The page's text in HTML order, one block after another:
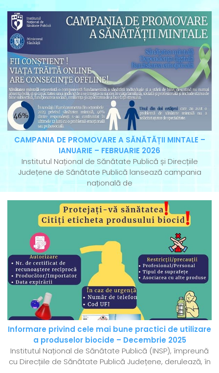
CAMPANIA DE PROMOVARE A SĂNĂTĂȚII MINTALE –
IANUARIE – FEBRUARIE 2026
Institutul Național de Sănătate Publică și Direcțiile
Județene de Sănătate Publică lansează campania
națională de
Informare privind cele mai bune practici de utilizare
a produselor biocide – Decembrie 2025
Institutul Național de Sănătate Publică (INSP), împreună
cu Direcțiile de Sănătate Publică Județene, derulează, în